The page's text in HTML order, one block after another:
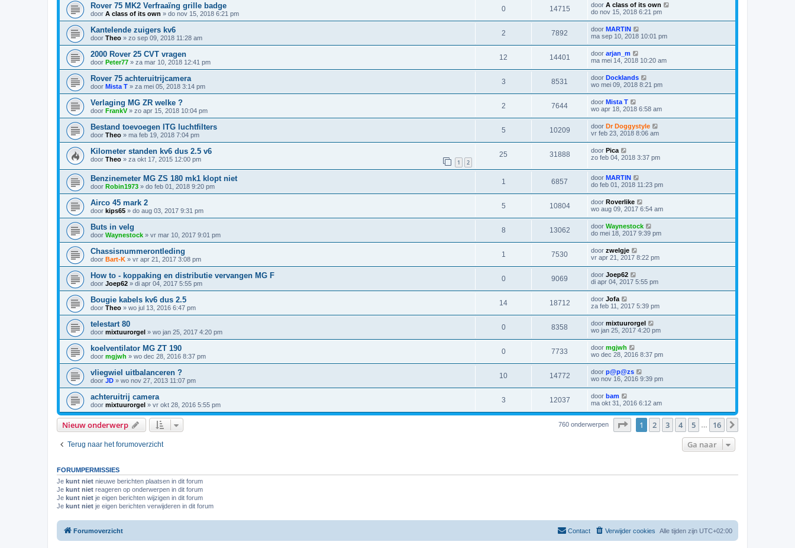
Rover 75 MK2 Verfraaïng grille badge
door A class of its own » do nov 15, 2018 6:21 pm
0 14715 door A class of its own
do nov 15, 2018 6:21 pm
Kantelende zuigers kv6
door Theo » zo sep 09, 2018 11:28 am
2 7892 door MARTIN
ma sep 10, 2018 10:01 pm
2000 Rover 25 CVT vragen
door Peter77 » za mar 10, 2018 12:41 pm
12 14401 door arjan_m
ma mei 14, 2018 10:20 am
Rover 75 achteruitrijcamera
door Mista T » za mei 05, 2018 3:14 pm
3 8531 door Docklands
wo mei 09, 2018 8:21 pm
Verlaging MG ZR welke ?
door FrankV» zo apr 15, 2018 10:04 pm
2 7644 door Mista T
wo apr 18, 2018 6:58 am
Bestand toevoegen ITG luchtfilters
door Theo » ma feb 19, 2018 7:04 pm
5 10209 door Dr Doggystyle
vr feb 23, 2018 8:06 am
Kilometer standen kv6 dus 2.5 v6
door Theo » za okt 17, 2015 12:00 pm 1 2
25 31888 door Pica
zo feb 04, 2018 3:37 pm
Benzinemeter MG ZS 180 mk1 klopt niet
door Robin1973 » do feb 01, 2018 9:20 pm
1 6857 door MARTIN
do feb 01, 2018 11:23 pm
Airco 45 mark 2
door kips65 » do aug 03, 2017 9:31 pm
5 10804 door Roverlike
wo aug 09, 2017 6:54 am
Buts in velg
door Waynestock » vr mar 10, 2017 9:01 pm
8 13062 door Waynestock
do mei 18, 2017 9:39 pm
Chassisnummerontleding
door Bart-K » vr apr 21, 2017 3:08 pm
1 7530 door zwelgje
vr apr 21, 2017 8:22 pm
How to - koppaking en distributie vervangen MG F
door Joep62 » di apr 04, 2017 5:55 pm
0 9069 door Joep62
di apr 04, 2017 5:55 pm
Bougie kabels kv6 dus 2.5
door Theo » wo jul 13, 2016 6:47 pm
14 18712 door Jofa
za feb 11, 2017 5:39 pm
telestart 80
door mixtuurorgel » wo jan 25, 2017 4:20 pm
0 8358 door mixtuurorgel
wo jan 25, 2017 4:20 pm
koelventilator MG ZT 190
door mgjwh » wo dec 28, 2016 8:37 pm
0 7733 door mgjwh
wo dec 28, 2016 8:37 pm
vliegwiel uitbalanceren ?
door JD » wo nov 27, 2013 11:07 pm
10 14772 door p@p@zs
wo nov 16, 2016 9:39 pm
achteruitrij camera
door mixtuurorgel » vr okt 28, 2016 5:55 pm
3 12037 door bam
ma okt 31, 2016 6:12 am
Nieuw onderwerp 760 onderwerpen Pagina1 van 16
1 2 3 4 5 16
Terug naar het forumoverzicht Ga naar
FORUMPERMISSIES
Je kunt niet nieuwe berichten plaatsen in dit forum
Je kunt niet reageren op onderwerpen in dit forum
Je kunt niet je eigen berichten wijzigen in dit forum
Je kunt niet je eigen berichten verwijderen in dit forum
Forumoverzicht Alle tijden zijn UTC+02:00
Verwijder cookies
Contact